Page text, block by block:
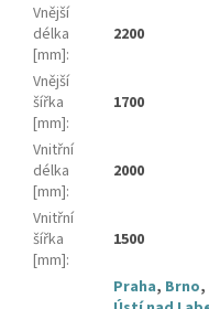
Vnější
délka
[mm]:
2200
Vnější
šířka
[mm]:
1700
Vnitřní
délka
[mm]:
2000
Vnitřní
šířka
[mm]:
1500
Praha, Brno,